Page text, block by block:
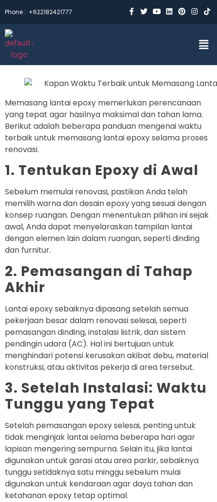
Phone : +622182421777
Memasang lantai epoxy memerlukan perencanaan
yang tepat agar hasilnya maksimal dan tahan lama.
Berikut adalah beberapa panduan mengenai waktu
terbaik untuk memasang lantai epoxy selama proses
renovasi.
1. Tentukan Epoxy di Awal
Sebelum memulai renovasi, pastikan Anda telah
memilih warna dan desain epoxy yang sesuai dengan
konsep ruangan. Dengan menentukan pilihan ini sejak
awal, Anda dapat menyelaraskan tampilan lantai
dengan elemen lain dalam ruangan, seperti dinding
dan furnitur.
2. Pemasangan di Tahap
Akhir
Lantai epoxy sebaiknya dipasang setelah semua
pekerjaan besar dalam renovasi selesai, seperti
pemasangan dinding, instalasi listrik, dan sistem
pendingin udara (AC). Hal ini bertujuan untuk
menghindari potensi kerusakan akibat debu, material
konstruksi, atau aktivitas pekerja di area tersebut.
3. Setelah Instalasi: Waktu
Tunggu yang Tepat
Setelah pemasangan epoxy selesai, penting untuk
tidak menginjak lantai selama beberapa hari agar
lapisan mengering sempurna. Selain itu, jika lantai
digunakan untuk garasi atau area parkir, sebaiknya
tunggu setidaknya satu minggu sebelum mulai
digunakan untuk kendaraan agar daya tahan dan
ketahanan epoxy tetap optimal.